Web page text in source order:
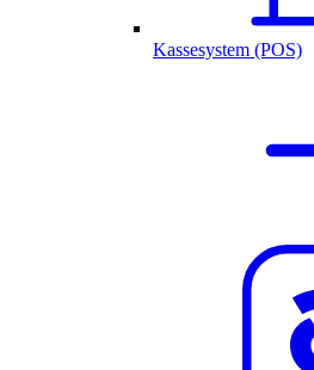
Kassesystem (POS)